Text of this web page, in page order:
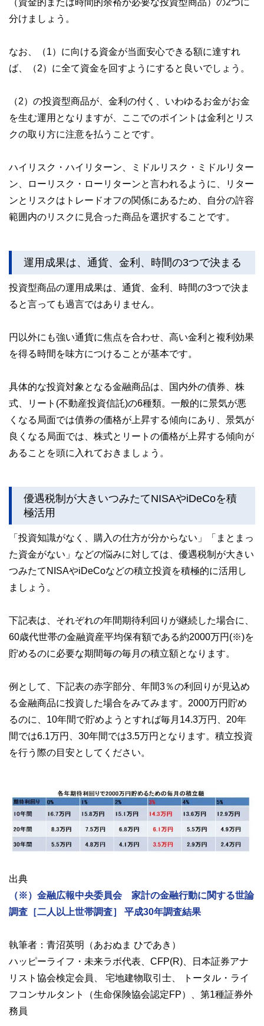
分けましょう。
なお、（1）に向ける資金が当面安心できる額に達すれ
ば、（2）に全て資金を回すようにすると良いでしょう。
（2）の投資型商品が、金利の付く、いわゆるお金がお金
を生む運用となりますが、ここでのポイントは金利とリス
クの取り方に注意を払うことです。
ハイリスク・ハイリターン、ミドルリスク・ミドルリター
ン、ローリスク・ローリターンと言われるように、リター
ンとリスクはトレードオフの関係にあるため、自分の許容
範囲内のリスクに見合った商品を選択することです。
運用成果は、通貨、金利、時間の3つで決まる
投資型商品の運用成果は、通貨、金利、時間の3つで決ま
ると言っても過言ではありません。
円以外にも強い通貨に焦点を合わせ、高い金利と複利効果
を得る時間を味方につけることが基本です。
具体的な投資対象となる金融商品は、国内外の債券、株
式、リート(不動産投資信託)の6種類。一般的に景気が悪
くなる局面では債券の価格が上昇する傾向にあり、景気が
良くなる局面では、株式とリートの価格が上昇する傾向が
あることを頭に入れておきましょう。
優遇税制が大きいつみたてNISAやiDeCoを積
極活用
「投資知識がなく、購入の仕方が分からない」「まとまっ
た資金がない」などの悩みに対しては、優遇税制が大きい
つみたてNISAやiDeCoなどの積立投資を積極的に活用し
ましょう。
下記表は、それぞれの年間期待利回りが継続した場合に、
60歳代世帯の金融資産平均保有額である約2000万円(※)を
貯めるのに必要な期間毎の毎月の積立額となります。
例として、下記表の赤字部分、年間3％の利回りが見込め
る金融商品に投資した場合をみてみます。2000万円貯め
るのに、10年間で貯めようとすれば毎月14.3万円、20年
間では6.1万円、30年間では3.5万円となります。積立投資
を行う際の目安としてください。
出典
（※）金融広報中央委員会 家計の金融行動に関する世論
調査［二人以上世帯調査］ 平成30年調査結果
執筆者：青沼英明（あおぬま ひであき）
ハッピーライフ・未来ラボ代表、CFP(R)、日本証券アナ
リスト協会検定会員、 宅地建物取引士、 トータル・ライ
フコンサルタント（生命保険協会認定FP）、第1種証券外
務員